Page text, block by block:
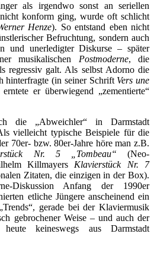
als irgendwo sonst an seriellen
konform ging, wurde oft schlicht
Henze). So entstand eben nicht
Befruchtung, sondern auch
und unerledigter Diskurse – später
musikalischen Postmoderne, die
regressiv galt. Als selbst Adorno die
hinterfragte (in seiner Schrift Vers une
er überwiegend „zementierte“
die „Abweichler“ in Darmstadt
vielleicht typische Beispiele für die
70er- bzw. 80er-Jahre höre man z.B.
Nr. 5 „Tombeau“ (Neo-
Killmayers Klavierstück Nr. 7
Zitaten, die einzigen in der Box).
Diskussion Anfang der 1990er
etliche Jüngere anscheinend ein
gerade bei der Klaviermusik
gebrochener Weise – und auch der
keineswegs aus Darmstadt